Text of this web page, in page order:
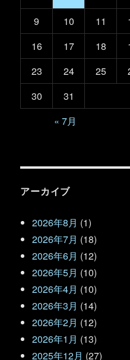
9
10 11
16
17 18
23
24 25
30
31
« 7月
アーカイブ
2026年8月 (1)
2026年7月 (18)
2026年6月 (12)
2026年5月 (10)
2026年4月 (10)
2026年3月 (14)
2026年2月 (12)
2026年1月 (13)
2025年12月 (27)